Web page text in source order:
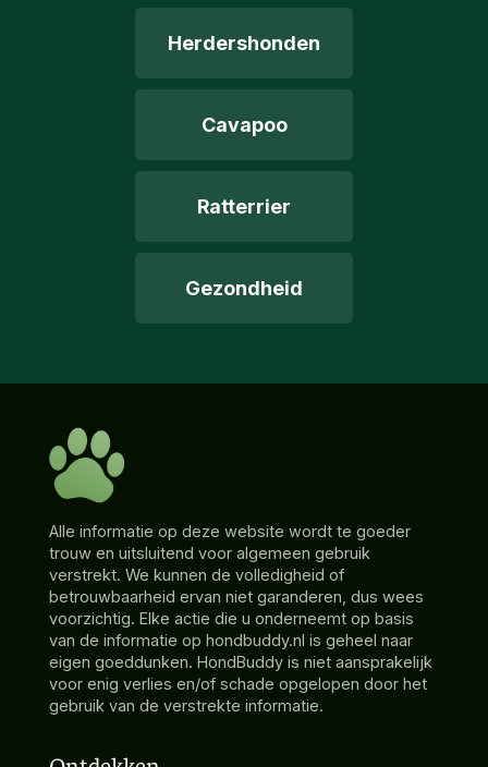
Herdershonden
Cavapoo
Ratterrier
Gezondheid
Alle informatie op deze website wordt te goeder
trouw en uitsluitend voor algemeen gebruik
verstrekt. We kunnen de volledigheid of
betrouwbaarheid ervan niet garanderen, dus wees
voorzichtig. Elke actie die u onderneemt op basis
van de informatie op hondbuddy.nl is geheel naar
eigen goeddunken. HondBuddy is niet aansprakelijk
voor enig verlies en/of schade opgelopen door het
gebruik van de verstrekte informatie.